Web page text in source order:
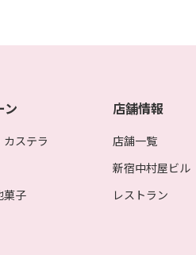
ン
ステラ
菓子
店舗情報
店舗一覧
新宿中村屋ビル
レストラン